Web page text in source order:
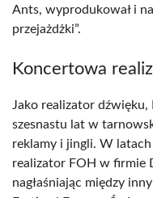
Ants, wyprodukował i
przejażdżki”.
Koncertowa
Jako realizator
szesnastu lat w
reklamy i jingli. W
realizator FOH w firmie
nagłaśniając między